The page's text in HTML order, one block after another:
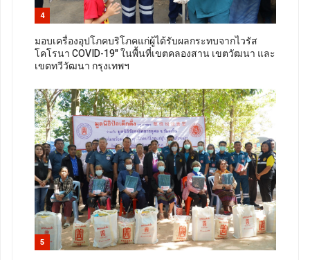
4
มอบเครื่องอุปโภคบริโภคแก่ผู้ได้รับผลกระทบจากไวรัส
โคโรนา COVID-19" ในพื้นที่เขตคลองสาน เขตวัฒนา และ
เขตทวีวัฒนา กรุงเทพฯ
5